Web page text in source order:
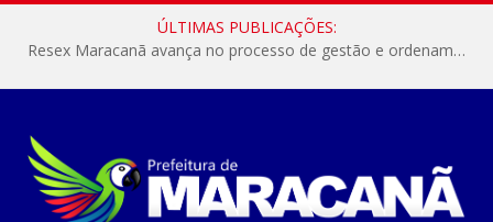
ÚLTIMAS PUBLICAÇÕES:
Resex Maracanã avança no processo de gestão e ordenamento do turismo em nossas áreas protegidas.